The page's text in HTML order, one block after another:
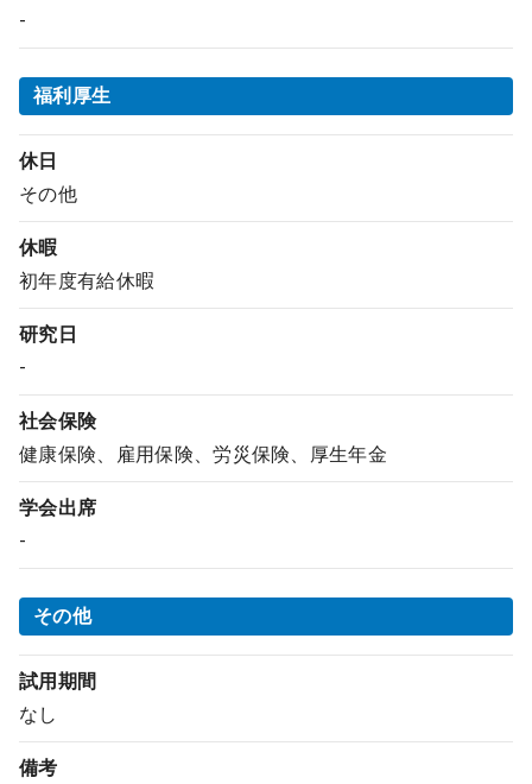
-
福利厚生
休日
その他
休暇
初年度有給休暇
研究日
-
社会保険
健康保険、雇用保険、労災保険、厚生年金
学会出席
-
その他
試用期間
なし
備考